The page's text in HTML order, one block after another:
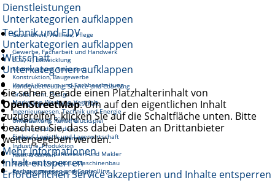
Dienstleistungen
Unterkategorien aufklappen
Gesundheit, Wellnes, Pflege
Gewerbe, Facharbeit und Handwerk
Fortbewegung, Transport
Kundenbetreuung, Service und Coaching
Reinigung und Hauswirtschaft
Unterhaltung, Kunst, Glückspiel
Gastronomie, Tourismus
Haus & Garten
Soziales, Pädagogik, Bildung
Technik und EDV
Unterkategorien aufklappen
EDV, IT, Entwicklung
Konstruktion, Baugewerbe
Grafik, Print, Design
Ingenieurwesen, Technik und Energie
Medien, Audio, Video
Industrie, Produktion
Mechanik, Metallbau, Maschinenbau
Wirtschaft
Unterkategorien aufklappen
Handel, Konsum und Sachbearbeitung
Marketing, Werbung, Vertrieb
Management, Führung
Einkauf, Logistik und Lagerwirtschaft
Finanzwesen, Bankwesen und Makler
Rechnungswesen und Controlling
Sie sehen gerade einen Platzhalterinhalt von
OpenStreetMap. Um auf den eigentlichen Inhalt
zuzugreifen, klicken Sie auf die Schaltfläche unten. Bitte
beachten Sie, dass dabei Daten an Drittanbieter
weitergegeben werden.
Mehr Informationen
Inhalt entsperren
Erforderlichen Service akzeptieren und Inhalte entsperren